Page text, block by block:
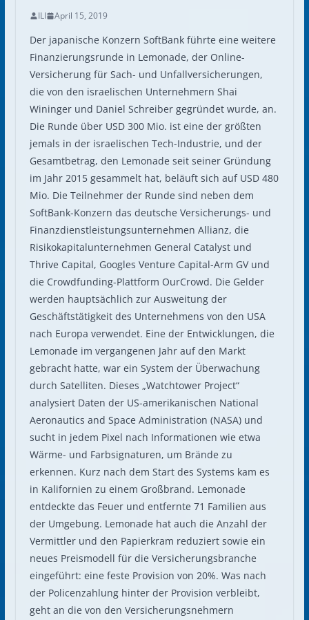
ILI April 15, 2019
Der japanische Konzern SoftBank führte eine weitere
Finanzierungsrunde in Lemonade, der Online-
Versicherung für Sach- und Unfallversicherungen,
die von den israelischen Unternehmern Shai
Wininger und Daniel Schreiber gegründet wurde, an.
Die Runde über USD 300 Mio. ist eine der größten
jemals in der israelischen Tech-Industrie, und der
Gesamtbetrag, den Lemonade seit seiner Gründung
im Jahr 2015 gesammelt hat, beläuft sich auf USD 480
Mio. Die Teilnehmer der Runde sind neben dem
SoftBank-Konzern das deutsche Versicherungs- und
Finanzdienstleistungsunternehmen Allianz, die
Risikokapitalunternehmen General Catalyst und
Thrive Capital, Googles Venture Capital-Arm GV und
die Crowdfunding-Plattform OurCrowd. Die Gelder
werden hauptsächlich zur Ausweitung der
Geschäftstätigkeit des Unternehmens von den USA
nach Europa verwendet. Eine der Entwicklungen, die
Lemonade im vergangenen Jahr auf den Markt
gebracht hatte, war ein System der Überwachung
durch Satelliten. Dieses „Watchtower Project“
analysiert Daten der US-amerikanischen National
Aeronautics and Space Administration (NASA) und
sucht in jedem Pixel nach Informationen wie etwa
Wärme- und Farbsignaturen, um Brände zu
erkennen. Kurz nach dem Start des Systems kam es
in Kalifornien zu einem Großbrand. Lemonade
entdeckte das Feuer und entfernte 71 Familien aus
der Umgebung. Lemonade hat auch die Anzahl der
Vermittler und den Papierkram reduziert sowie ein
neues Preismodell für die Versicherungsbranche
eingeführt: eine feste Provision von 20%. Was nach
der Policenzahlung hinter der Provision verbleibt,
geht an die von den Versicherungsnehmern